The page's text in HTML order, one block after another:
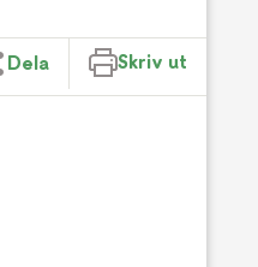
Dela Skriv ut